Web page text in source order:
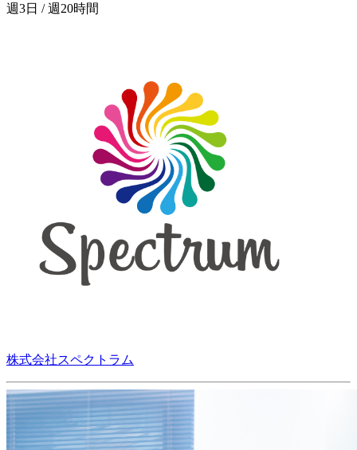
週3日 / 週20時間
株式会社スペクトラム